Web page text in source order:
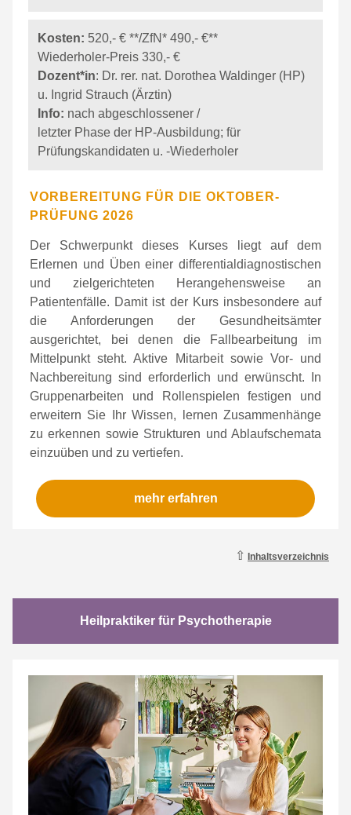
Kosten: 520,- € **/ZfN* 490,- €**
Wiederholer-Preis 330,- €
Dozent*in: Dr. rer. nat. Dorothea Waldinger (HP)
u. Ingrid Strauch (Ärztin)
Info: nach abgeschlossener /
letzter Phase der HP-Ausbildung; für
Prüfungskandidaten u. -Wiederholer
VORBEREITUNG FÜR DIE OKTOBER-
PRÜFUNG 2026
Der Schwerpunkt dieses Kurses liegt auf dem
Erlernen und Üben einer differentialdiagnostischen
und zielgerichteten Herangehensweise an
Patientenfälle. Damit ist der Kurs insbesondere auf
die Anforderungen der Gesundheitsämter
ausgerichtet, bei denen die Fallbearbeitung im
Mittelpunkt steht. Aktive Mitarbeit sowie Vor- und
Nachbereitung sind erforderlich und erwünscht. In
Gruppenarbeiten und Rollenspielen festigen und
erweitern Sie Ihr Wissen, lernen Zusammenhänge
zu erkennen sowie Strukturen und Ablaufschemata
einzuüben und zu vertiefen.
mehr erfahren
⇧ Inhaltsverzeichnis
Heilpraktiker für Psychotherapie